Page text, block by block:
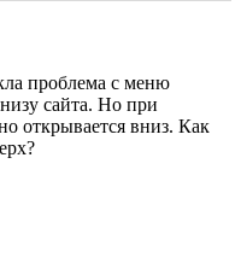
проблема с меню
сайта. Но при
открывается вниз. Как